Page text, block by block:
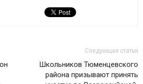
Следующая статья
Школьников Тюменцевского
района призывают принять